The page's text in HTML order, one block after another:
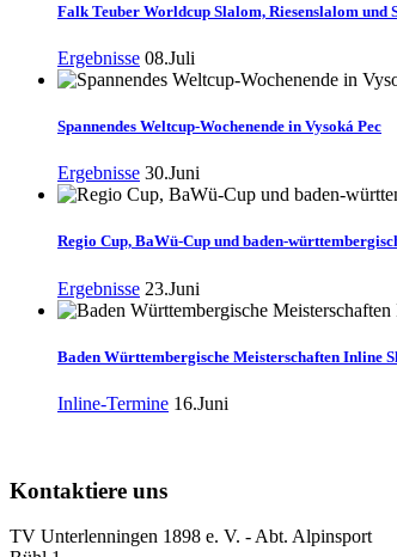
Falk Teuber Worldcup Slalom, Riesenslalom
Ergebnisse 08.Juli
Spannendes Weltcup-Wochenende in Vysoká Pec
Ergebnisse 30.Juni
Regio Cup, BaWü-Cup und baden-
Ergebnisse 23.Juni
Baden Württembergische Meisterschaften Inline
Inline-Termine 16.Juni
Kontaktiere uns
TV Unterlenningen 1898 e. V. - Abt. Alpinsport